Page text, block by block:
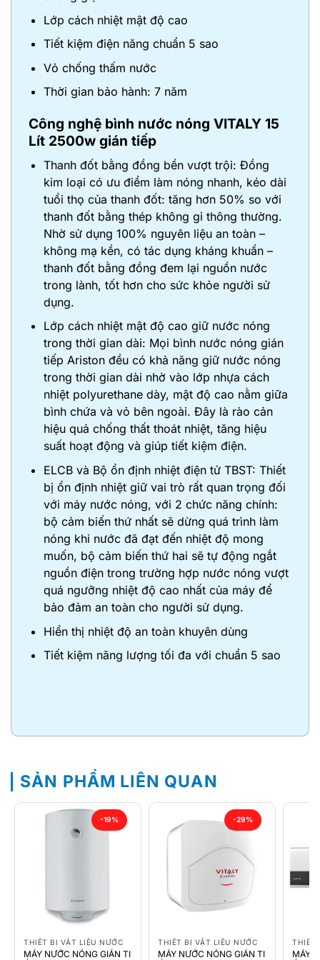
Lớp cách nhiệt mật độ cao
Tiết kiệm điện năng chuẩn 5 sao
Vỏ chống thấm nước
Thời gian bảo hành: 7 năm
Công nghệ bình nước nóng VITALY 15
Lít 2500w gián tiếp
Thanh đốt bằng đồng bền vượt trội: Đồng
kim loại có ưu điểm làm nóng nhanh, kéo dài
tuổi thọ của thanh đốt: tăng hơn 50% so với
thanh đốt bằng thép không gỉ thông thường.
Nhờ sử dụng 100% nguyên liệu an toàn –
không mạ kền, có tác dụng kháng khuẩn –
thanh đốt bằng đồng đem lại nguồn nước
trong lành, tốt hơn cho sức khỏe người sử
dụng.
Lớp cách nhiệt mật độ cao giữ nước nóng
trong thời gian dài: Mọi bình nước nóng gián
tiếp Ariston đều có khả năng giữ nước nóng
trong thời gian dài nhờ vào lớp nhựa cách
nhiệt polyurethane dày, mật độ cao nằm giữa
bình chứa và vỏ bên ngoài. Đây là rào cản
hiệu quả chống thất thoát nhiệt, tăng hiệu
suất hoạt động và giúp tiết kiệm điện.
ELCB và Bộ ổn định nhiệt điện tử TBST: Thiết
bị ổn định nhiệt giữ vai trò rất quan trọng đối
với máy nước nóng, với 2 chức năng chính:
bộ cảm biến thứ nhất sẽ dừng quá trình làm
nóng khi nước đã đạt đến nhiệt độ mong
muốn, bộ cảm biến thứ hai sẽ tự động ngắt
nguồn điện trong trường hợp nước nóng vượt
quá ngưỡng nhiệt độ cao nhất của máy để
bảo đảm an toàn cho người sử dụng.
Hiển thị nhiệt độ an toàn khuyên dùng
Tiết kiệm năng lượng tối đa với chuẩn 5 sao
SẢN PHẨM LIÊN QUAN
-19%
THIẾT BỊ VẬT LIỆU NƯỚC
MÁY NƯỚC NÓNG GIÁN TI
-29%
THIẾT BỊ VẬT LIỆU NƯỚC
MÁY NƯỚC NÓNG GIÁN TI
THIẾT
MÁY